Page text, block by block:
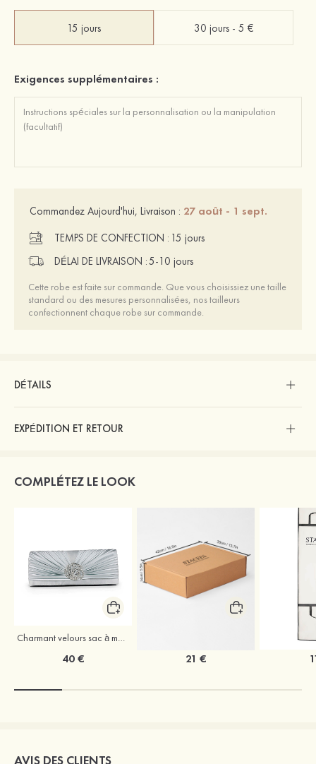
15 jours 30 jours - 5 €
Exigences supplémentaires :
Commandez Aujourd'hui, Livraison : 27 août - 1 sept.
TEMPS DE CONFECTION : 15 jours
DÉLAI DE LIVRAISON :5-10 jours
Cette robe est faite sur commande. Que vous choisissiez une taille
standard ou des mesures personnalisées, nos tailleurs
confectionnent chaque robe sur commande.
DÉTAILS
EXPÉDITION ET RETOUR
COMPLÉTEZ LE LOOK
Charmant velours sac à main
40 € 21 €
AVIS DES CLIENTS